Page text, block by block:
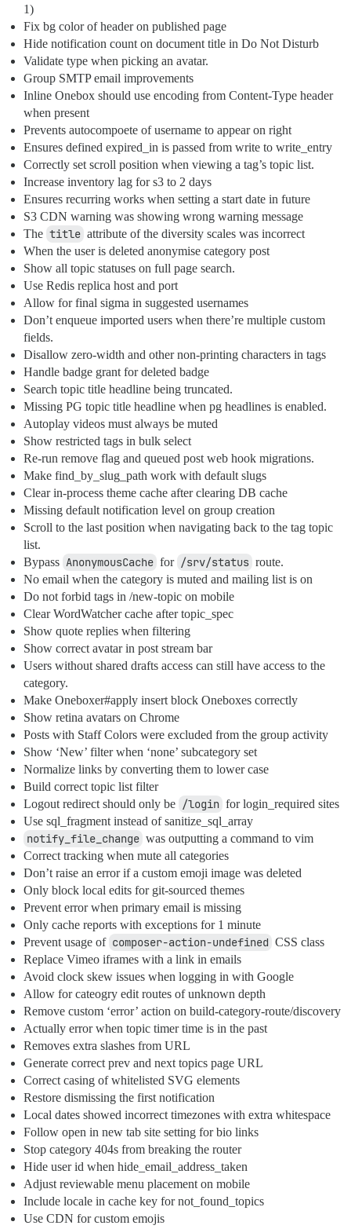
1)
Fix bg color of header on published page
Hide notification count on document title in Do Not Disturb
Validate type when picking an avatar.
Group SMTP email improvements
Inline Onebox should use encoding from Content-Type header
when present
Prevents autocompoete of username to appear on right
Ensures defined expired_in is passed from write to write_entry
Correctly set scroll position when viewing a tag’s topic list.
Increase inventory lag for s3 to 2 days
Ensures recurring works when setting a start date in future
S3 CDN warning was showing wrong warning message
The title attribute of the diversity scales was incorrect
When the user is deleted anonymise category post
Show all topic statuses on full page search.
Use Redis replica host and port
Allow for final sigma in suggested usernames
Don’t enqueue imported users when there’re multiple custom
fields.
Disallow zero-width and other non-printing characters in tags
Handle badge grant for deleted badge
Search topic title headline being truncated.
Missing PG topic title headline when pg headlines is enabled.
Autoplay videos must always be muted
Show restricted tags in bulk select
Re-run remove flag and queued post web hook migrations.
Make find_by_slug_path work with default slugs
Clear in-process theme cache after clearing DB cache
Missing default notification level on group creation
Scroll to the last position when navigating back to the tag topic
list.
Bypass AnonymousCache for /srv/status route.
No email when the category is muted and mailing list is on
Do not forbid tags in /new-topic on mobile
Clear WordWatcher cache after topic_spec
Show quote replies when filtering
Show correct avatar in post stream bar
Users without shared drafts access can still have access to the
category.
Make Oneboxer#apply insert block Oneboxes correctly
Show retina avatars on Chrome
Posts with Staff Colors were excluded from the group activity
Show ‘New’ filter when ‘none’ subcategory set
Normalize links by converting them to lower case
Build correct topic list filter
Logout redirect should only be /login for login_required sites
Use sql_fragment instead of sanitize_sql_array
notify_file_change was outputting a command to vim
Correct tracking when mute all categories
Don’t raise an error if a custom emoji image was deleted
Only block local edits for git-sourced themes
Prevent error when primary email is missing
Only cache reports with exceptions for 1 minute
Prevent usage of composer-action-undefined CSS class
Replace Vimeo iframes with a link in emails
Avoid clock skew issues when logging in with Google
Allow for cateogry edit routes of unknown depth
Remove custom ‘error’ action on build-category-route/discovery
Actually error when topic timer time is in the past
Removes extra slashes from URL
Generate correct prev and next topics page URL
Correct casing of whitelisted SVG elements
Restore dismissing the first notification
Local dates showed incorrect timezones with extra whitespace
Follow open in new tab site setting for bio links
Stop category 404s from breaking the router
Hide user id when hide_email_address_taken
Adjust reviewable menu placement on mobile
Include locale in cache key for not_found_topics
Use CDN for custom emojis